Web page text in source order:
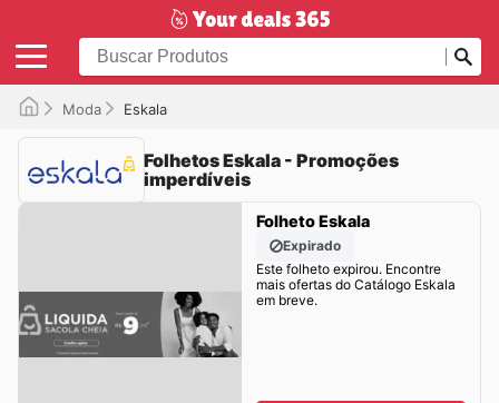
Moda Eskala
Folhetos Eskala - Promoções
imperdíveis
Folheto Eskala
Expirado
Este folheto expirou. Encontre
mais ofertas do Catálogo Eskala
em breve.